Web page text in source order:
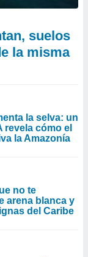
suelos
la misma
la selva: un
revela cómo el
la Amazonía
no te
arena blanca y
del Caribe